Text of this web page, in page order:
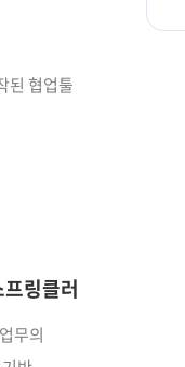
된 협업툴
링클러
무의